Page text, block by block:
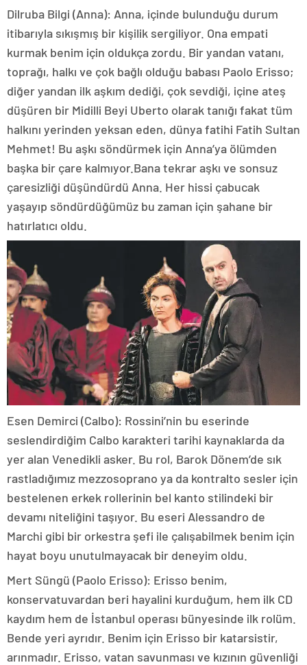
Dilruba Bilgi (Anna): Anna, içinde bulunduğu durum
itibarıyla sıkışmış bir kişilik sergiliyor. Ona empati
kurmak benim için oldukça zordu. Bir yandan vatanı,
toprağı, halkı ve çok bağlı olduğu babası Paolo Erisso;
diğer yandan ilk aşkım dediği, çok sevdiği, içine ateş
düşüren bir Midilli Beyi Uberto olarak tanığı fakat tüm
halkını yerinden yeksan eden, dünya fatihi Fatih Sultan
Mehmet! Bu aşkı söndürmek için Anna’ya ölümden
başka bir çare kalmıyor.Bana tekrar aşkı ve sonsuz
çaresizliği düşündürdü Anna. Her hissi çabucak
yaşayıp söndürdüğümüz bu zaman için şahane bir
hatırlatıcı oldu.
Esen Demirci (Calbo): Rossini’nin bu eserinde
seslendirdiğim Calbo karakteri tarihi kaynaklarda da
yer alan Venedikli asker. Bu rol, Barok Dönem’de sık
rastladığımız mezzosoprano ya da kontralto sesler için
bestelenen erkek rollerinin bel kanto stilindeki bir
devamı niteliğini taşıyor. Bu eseri Alessandro de
Marchi gibi bir orkestra şefi ile çalışabilmek benim için
hayat boyu unutulmayacak bir deneyim oldu.
Mert Süngü (Paolo Erisso): Erisso benim,
konservatuvardan beri hayalini kurduğum, hem ilk CD
kaydım hem de İstanbul operası bünyesinde ilk rolüm.
Bende yeri ayrıdır. Benim için Erisso bir katarsistir,
arınmadır. Erisso, vatan savunması ve kızının güvenliği